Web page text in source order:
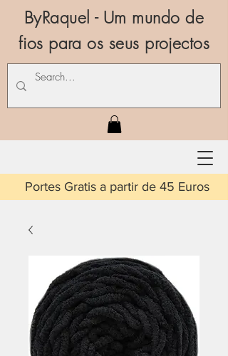
ByRaquel - Um mundo de
fios para os seus projectos
a partir de 45 Euros